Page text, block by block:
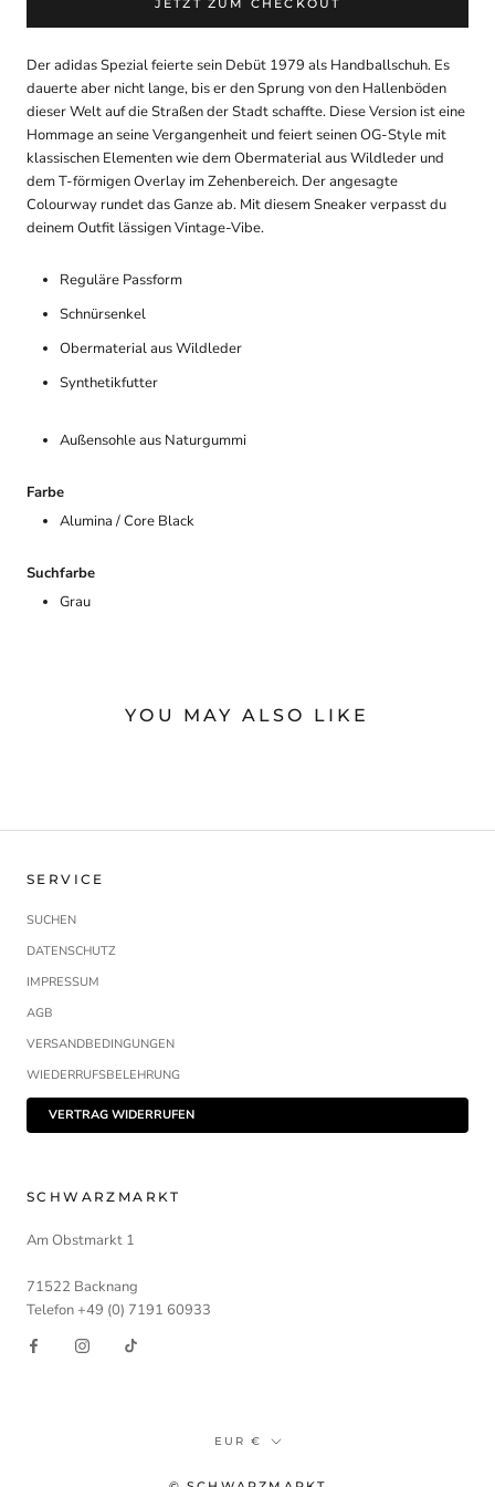
JETZT ZUM CHECKOUT
Der adidas Spezial feierte sein Debüt 1979 als Handballschuh. Es
dauerte aber nicht lange, bis er den Sprung von den Hallenböden
dieser Welt auf die Straßen der Stadt schaffte. Diese Version ist eine
Hommage an seine Vergangenheit und feiert seinen OG-Style mit
klassischen Elementen wie dem Obermaterial aus Wildleder und
dem T-förmigen Overlay im Zehenbereich. Der angesagte
Colourway rundet das Ganze ab. Mit diesem Sneaker verpasst du
deinem Outfit lässigen Vintage-Vibe.
Reguläre Passform
Schnürsenkel
Obermaterial aus Wildleder
Synthetikfutter
Außensohle aus Naturgummi
Farbe
Alumina / Core Black
Suchfarbe
Grau
YOU MAY ALSO LIKE
SERVICE
SUCHEN
DATENSCHUTZ
IMPRESSUM
AGB
VERSANDBEDINGUNGEN
WIEDERRUFSBELEHRUNG
VERTRAG WIDERRUFEN
SCHWARZMARKT
Am Obstmarkt 1
71522 Backnang
Telefon +49 (0) 7191 60933
Währung
EUR €